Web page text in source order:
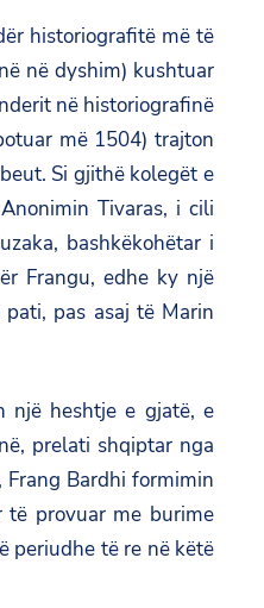
historiografitë më të
në dyshim) kushtuar
në historiografinë
më 1504) trajton
Si gjithë kolegët e
Tivaras, i cili
bashkëkohëtar i
Frangu, edhe ky një
pas asaj të Marin
një heshtje e gjatë, e
prelati shqiptar nga
Bardhi formimin
të provuar me burime
periudhe të re në këtë